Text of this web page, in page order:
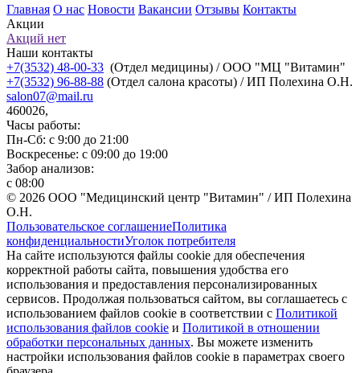
Главная О нас Новости Вакансии Отзывы Контакты
Акции
Акций нет
Наши контакты
+7(3532) 48-00-33 (Отдел медицины) / ООО "МЦ "Витамин"
+7(3532) 96-88-88 (Отдел салона красоты) / ИП Полехина О.Н.
salon07@mail.ru
460026,
Часы работы:
Пн-Сб: с 9:00 до 21:00
Воскресенье: с 09:00 до 19:00
Забор анализов:
с 08:00
© 2026 ООО "Медицинский центр "Витамин" / ИП Полехина
О.Н.
Пользовательское соглашениеПолитика
конфиденциальностиУголок потребителя
На сайте используются файлы cookie для обеспечения
корректной работы сайта, повышения удобства его
использования и предоставления персонализированных
сервисов. Продолжая пользоваться сайтом, вы соглашаетесь с
использованием файлов cookie в соответствии с Политикой
использования файлов cookie и Политикой в отношении
обработки персональных данных. Вы можете изменить
настройки использования файлов cookie в параметрах своего